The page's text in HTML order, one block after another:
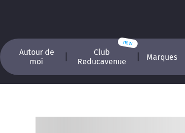
Autour de
moi
Club
Reducavenue
Marques